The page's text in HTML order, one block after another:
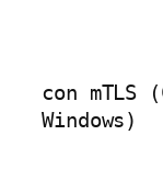
con
Windows)